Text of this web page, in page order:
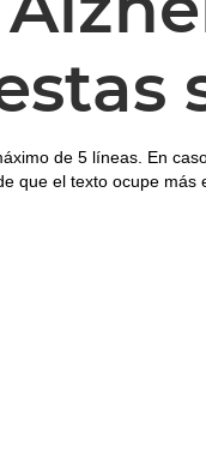
de 5 líneas. En
que el texto ocupe